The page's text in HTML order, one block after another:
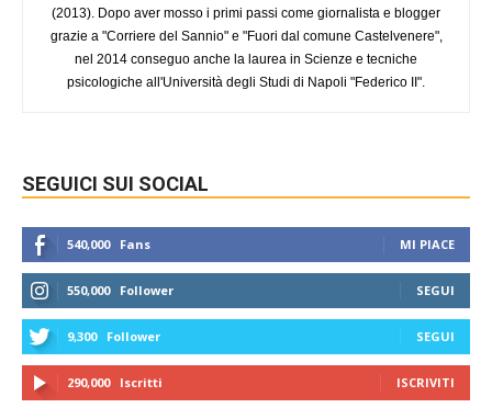
(2013). Dopo aver mosso i primi passi come giornalista e blogger
grazie a "Corriere del Sannio" e "Fuori dal comune Castelvenere",
nel 2014 conseguo anche la laurea in Scienze e tecniche
psicologiche all'Università degli Studi di Napoli "Federico II".
SEGUICI SUI SOCIAL
540,000 Fans MI PIACE
550,000 Follower SEGUI
9,300 Follower SEGUI
290,000 Iscritti ISCRIVITI